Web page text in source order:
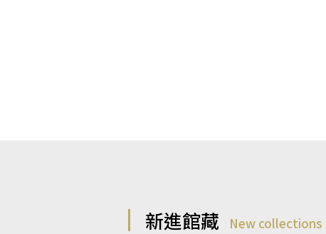
新進館藏 New collections